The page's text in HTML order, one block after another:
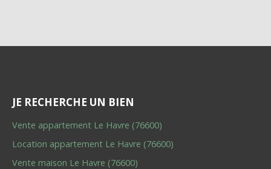
JE RECHERCHE UN BIEN
Vente appartement Le Havre (76600)
Location appartement Le Havre (76600)
Vente maison Le Havre (76600)